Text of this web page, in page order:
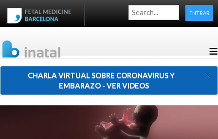
≡
ENTRAR
×
CHARLA VIRTUAL SOBRE CORONAVIRUS Y
EMBARAZO - VER VIDEOS